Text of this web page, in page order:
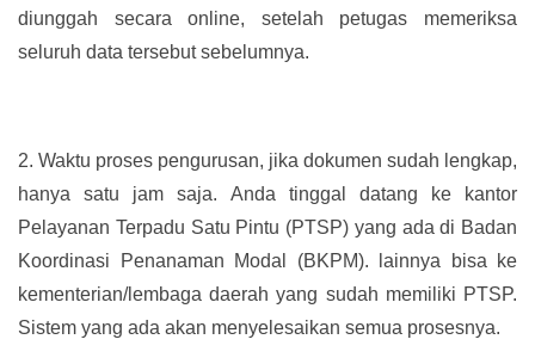
diunggah secara online, setelah petugas memeriksa
seluruh data tersebut sebelumnya.
2. Waktu proses pengurusan, jika dokumen sudah lengkap,
hanya satu jam saja. Anda tinggal datang ke kantor
Pelayanan Terpadu Satu Pintu (PTSP) yang ada di Badan
Koordinasi Penanaman Modal (BKPM). lainnya bisa ke
kementerian/lembaga daerah yang sudah memiliki PTSP.
Sistem yang ada akan menyelesaikan semua prosesnya.